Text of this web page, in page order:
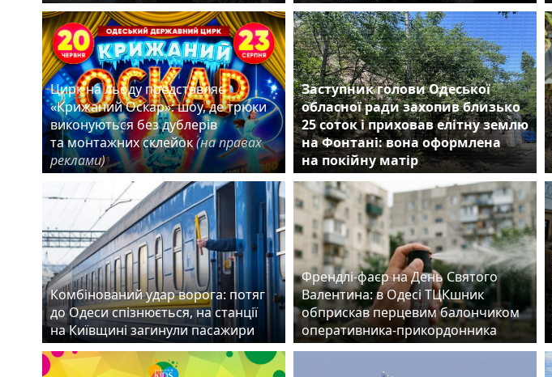
Цирк на льоду представляє
«Крижаний Оскар»: шоу, де трюки
виконуються без дублерів
та монтажних склейок(на правах
реклами)
Заступник голови Одеської
обласної ради захопив близько
25 соток і приховав елітну землю
на Фонтані: вона оформлена
на покійну матір
Комбінований удар ворога: потяг
до Одеси спізнюється, на станції
на Київщині загинули пасажири
Френдлі-фаєр на День Святого
Валентина: в Одесі ТЦКшник
обприскав перцевим балончиком
оперативника-прикордонника